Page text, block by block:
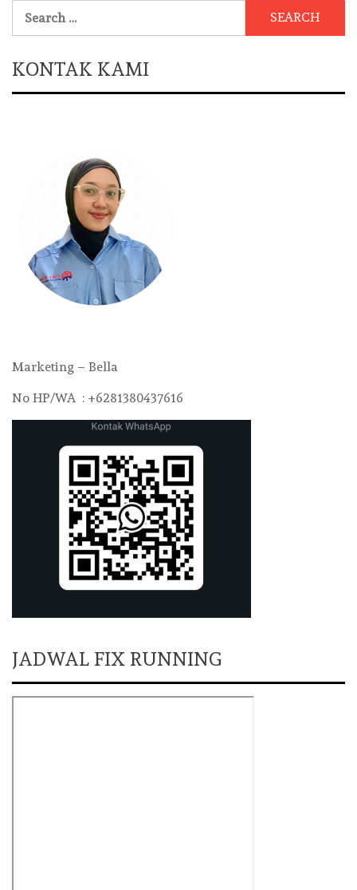
for:
KONTAK KAMI
Marketing – Bella
No HP/WA : +6281380437616
JADWAL FIX RUNNING